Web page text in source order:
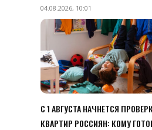
04.08.2026, 10:01
С 1 АВГУСТА НАЧНЕТСЯ
КВАРТИР РОССИЯН: КОМУ